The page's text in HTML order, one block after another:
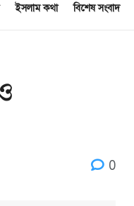
ইসলাম কথা বিশেষ সংবাদ
0